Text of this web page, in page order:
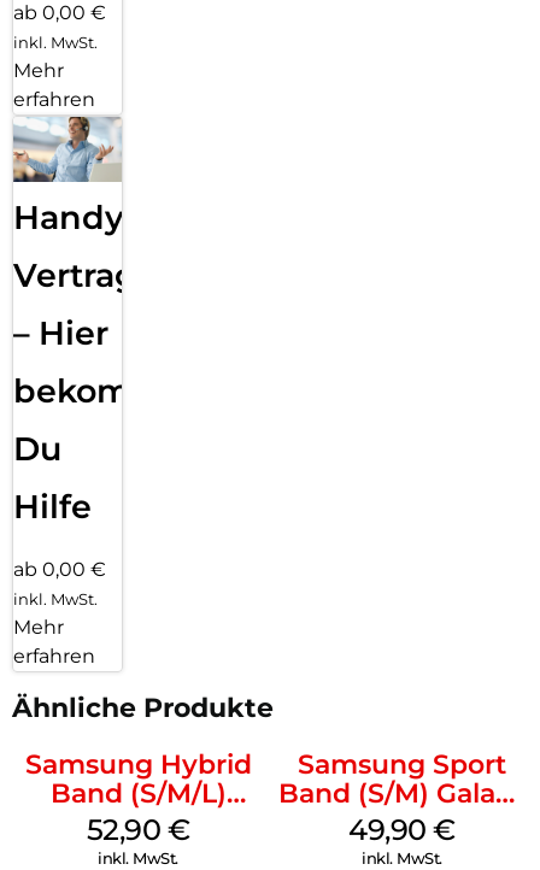
ab 0,00 €
inkl. MwSt.
Mehr
erfahren
Handy
Vertragsabwicklung
– Hier
bekommst
Du
Hilfe
ab 0,00 €
inkl. MwSt.
Mehr
erfahren
Ähnliche Produkte
Samsung Hybrid
Band (S/M/L)
Galaxy
Watch8/Watch8
52,90 €
inkl. MwSt.
Samsung Sport
Band (S/M) Galaxy
Watch8/Watch8
Classic White
49,90€
inkl. MwSt.